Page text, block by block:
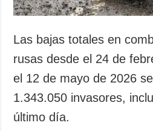
Desastres y
ADICIONAL
Podcasts
Publicaciones
Entrevistas
Las bajas totales en
rusas desde el 24 de
el 12 de mayo de 2026
1.343.050 invasores,
último día.